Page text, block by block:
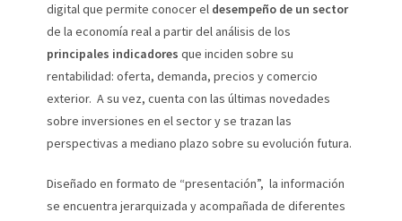
digital que permite conocer el desempeño de un sector
de la economía real a partir del análisis de los
principales indicadores que inciden sobre su
rentabilidad: oferta, demanda, precios y comercio
exterior. A su vez, cuenta con las últimas novedades
sobre inversiones en el sector y se trazan las
perspectivas a mediano plazo sobre su evolución futura.
Diseñado en formato de “presentación”, la información
se encuentra jerarquizada y acompañada de diferentes